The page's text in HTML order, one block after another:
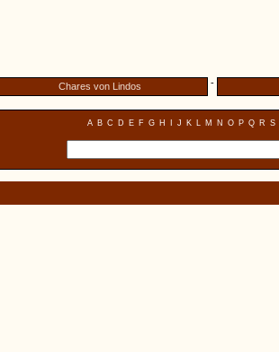
Chares von Lindos -
A B C D E F G H J K L M N O P Q R S